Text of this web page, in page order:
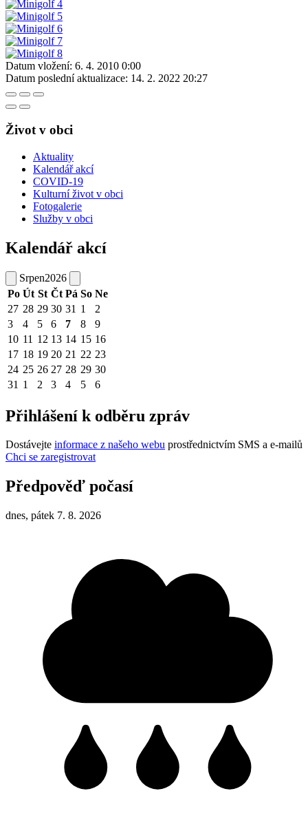
Datum vložení: 6. 4. 2010 0:00
Datum poslední aktualizace: 14. 2. 2022 20:27
Život v obci
Aktuality
Kalendář akcí
COVID-19
Kulturní život v obci
Fotogalerie
Služby v obci
Kalendář akcí
Srpen2026
Po Út St Čt Pá So Ne
27 28 29 30 31 1
2
3
4 5 6 7 8
9
10 11 12 13 14 15 16
17 18 19 20 21 22 23
24 25 26 27 28 29 30
31 1 2 3 4 5 6
Přihlášení k odběru zpráv
Dostávejte informace z našeho webu prostřednictvím SMS a e-mailů
Chci se zaregistrovat
Předpověď počasí
dnes, pátek 7. 8. 2026